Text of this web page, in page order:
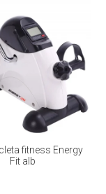
fitness Energy
Fit alb